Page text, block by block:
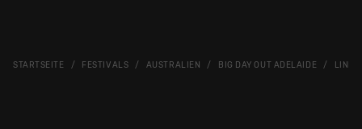
STARTSEITE FESTIVALS AUSTRALIEN BIG DAY OUT ADELAIDE LINE-